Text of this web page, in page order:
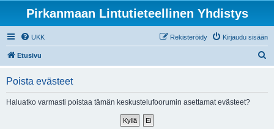
Pirkanmaan Lintutieteellinen Yhdistys
UKK Kirjaudu sisään
Rekisteröidy
Etusivu
Poista evästeet
Haluatko varmasti poistaa tämän keskustelufoorumin asettamat evästeet?